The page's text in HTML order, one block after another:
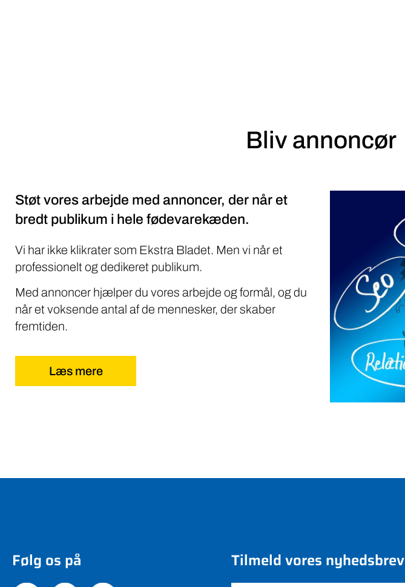
Bliv annoncør
Støt vores arbejde med annoncer, der når et
bredt publikum i hele fødevarekæden.
Vi har ikke klikrater som Ekstra Bladet. Men vi når et
professionelt og dedikeret publikum.
Med annoncer hjælper du vores arbejde og formål, og du
når et voksende antal af de mennesker, der skaber
fremtiden.
Læs mere
Følg os på Tilmeld vores nyhedsbrev